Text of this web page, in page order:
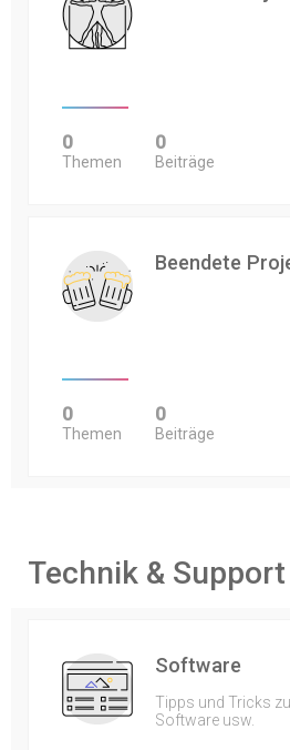
0
Themen
0
Beiträge
Beendete
0
Themen
0
Beiträge
Technik & Support
Software
Tipps und Tricks
Software usw.